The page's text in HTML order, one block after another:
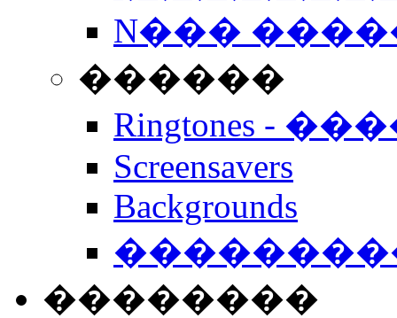
N���
������
Ringtones -
Screensavers
Backgrounds
��������